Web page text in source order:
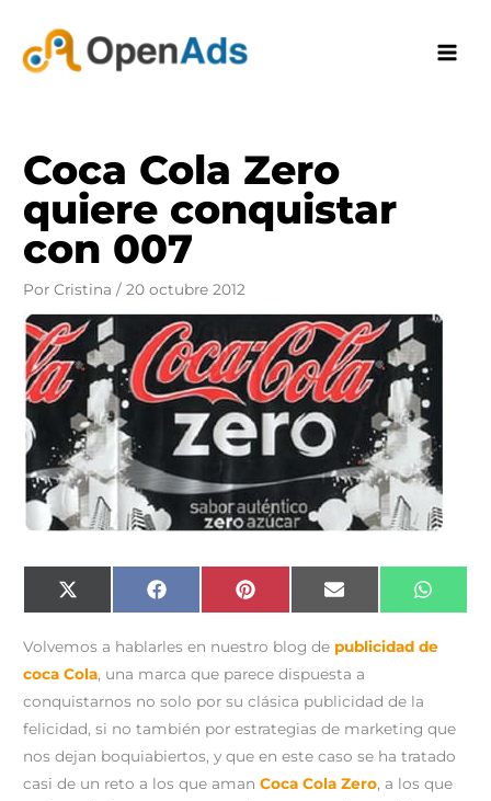
contenido
Coca Cola Zero
quiere conquistar
con 007
PorCristina/20 octubre 2012
Compartir
en
X
(
i
t
t
e
r
)
Compartir
en
F
a
e
b
o
o
k
Compartir
en
P
i
e
e
s
t
Compartir
en
E
m
l
en
W
h
s
Volvemos a hablarles en nuestro blog de publicidad de
coca Cola, una marca que parece dispuesta a
conquistarnos no solo por su clásica publicidad de la
felicidad, si no también por estrategias de marketing que
nos dejan boquiabiertos, y que en este caso se ha tratado
casi de un reto a los que amanCoca Cola Zero, a los que